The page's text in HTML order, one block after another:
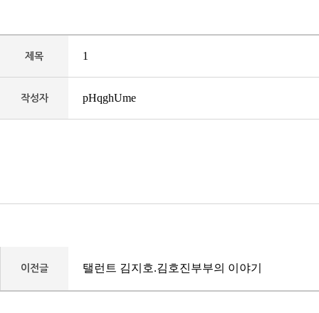
제목 1
작성자 pHqghUme
이전글 탤런트 김지호.김호진부부의 이야기